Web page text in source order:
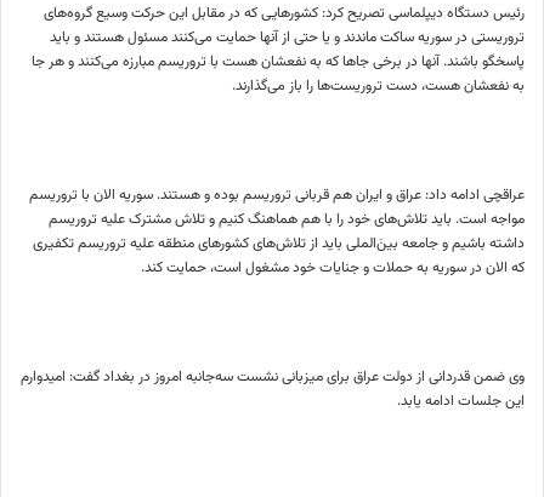
رئیس دستگاه دیپلماسی تصریح کرد: کشورهایی که در مقابل این حرکت وسیع گرو‌ه‌های
تروریستی در سوریه ساکت ماندند و یا حتی از آنها حمایت می‌کنند مسئول هستند و باید
پاسخگو باشند. آنها در برخی جاها که به نفعشان هست با تروریسم مبارزه می‌کنند و هر جا
به نفعشان هست، دست تروریست‌ها را باز می‌گذارند.
عراقچی ادامه داد:‌ عراق و ایران هم قربانی تروریسم بوده و هستند. سوریه الان با تروریسم
مواجه است. باید تلاش‌های خود را با هم هماهنگ کنیم و تلاش مشترک علیه تروریسم
داشته باشیم و جامعه بین‌َالملی باید از تلاش‌های کشورهای منطقه علیه تروریسم تکفیری
که الان در سوریه به حملات و جنایات خود مشغول است، حمایت کند.
وی ضمن قدردانی از دولت عراق برای میزبانی نشست سه‌جانبه امروز در بغداد گفت: امیدوارم
این جلسات ادامه یابد.